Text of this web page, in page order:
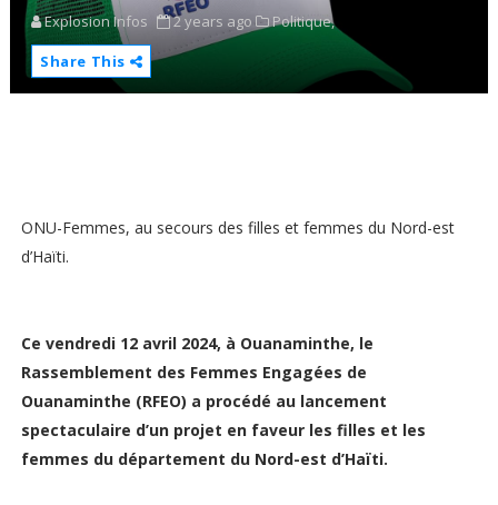
Explosion Infos 2 years ago
Politique,
Share This
ONU-Femmes, au secours des filles et femmes du Nord-est
d’Haïti.
Ce vendredi 12 avril 2024, à Ouanaminthe, le
Rassemblement des Femmes Engagées de
Ouanaminthe (RFEO) a procédé au lancement
spectaculaire d’un projet en faveur les filles et les
femmes du département du Nord-est d’Haïti.